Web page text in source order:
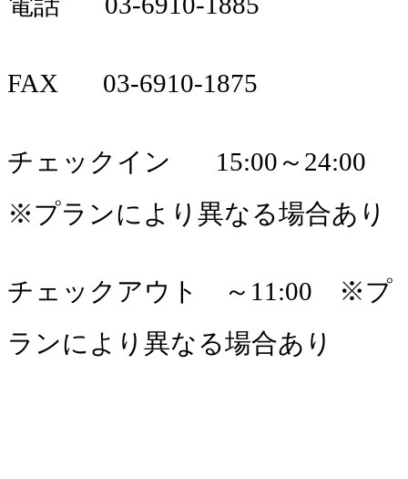
FAX 03-6910-1875
チェックイン 15:00～24:00
※プランにより異なる場合あり
チェックアウト ～11:00 ※プ
ランにより異なる場合あり